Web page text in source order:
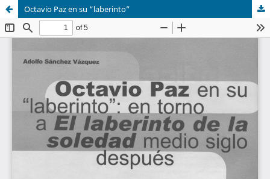
Octavio Paz en su “laberinto”